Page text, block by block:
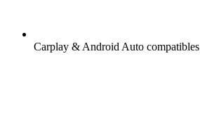
Carplay & Android Auto compatibles